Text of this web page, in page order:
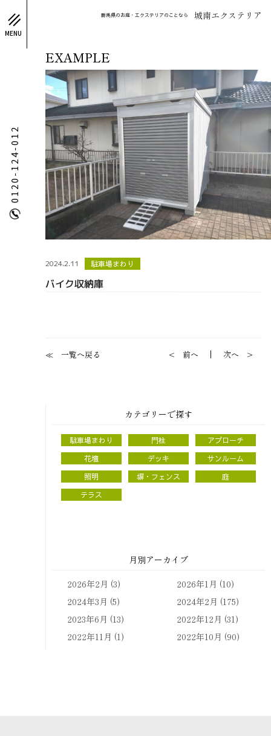
群馬県のお庭・エクステリアのことなら 城南エクステリア
MENU
0120-124-012
EXAMPLE
2024.2.11 駐車場まわり
バイク収納庫
一覧へ戻る 前へ 次へ
カテゴリーで探す
駐車場まわり 門柱
アプローチ
花壇
デッキ
サンルーム
照明
塀・フェンス
庭
テラス
月別アーカイブ
2026年2月 (3) 2026年1月 (10)
2024年3月 (5) 2024年2月 (175)
2023年6月 (13) 2022年12月 (31)
2022年11月 (1) 2022年10月 (90)